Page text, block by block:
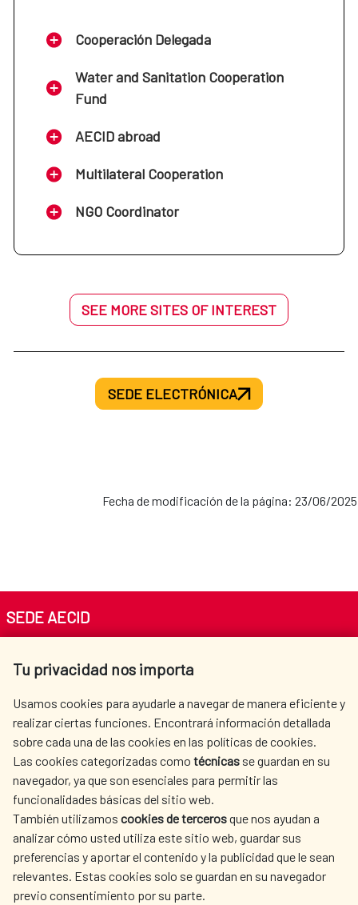
Cooperación Delegada
Water and Sanitation Cooperation
Fund
AECID abroad
Multilateral Cooperation
NGO Coordinator
SEE MORE SITES OF INTEREST
SEDE ELECTRÓNICA
Fecha de modificación de la página: 23/06/2025
Tu privacidad nos importa
Usamos cookies para ayudarle a navegar de manera eficiente y
realizar ciertas funciones. Encontrará información detallada
sobre cada una de las cookies en las políticas de cookies.
Las cookies categorizadas como técnicas se guardan en su
navegador, ya que son esenciales para permitir las
funcionalidades básicas del sitio web.
También utilizamos cookies de tercerosque nos ayudan a
analizar cómo usted utiliza este sitio web, guardar sus
preferencias y aportar el contenido y la publicidad que le sean
relevantes. Estas cookies solo se guardan en su navegador
previo consentimiento por su parte.
SEDE AECID
Tel. +34 900 20 30 54​​​​​​​
AECID
WHERE DO WE COOPERATE?
SPANISH HUMANITARIAN
ACTION
PRESS ROOM
CULTURE AND SCIENCE LIBRARY